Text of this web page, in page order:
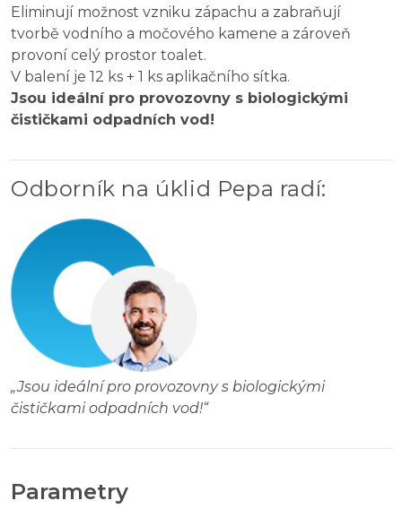
Eliminují možnost vzniku zápachu a zabraňují
tvorbě vodního a močového kamene a zároveň
provoní celý prostor toalet.
V balení je 12 ks + 1 ks aplikačního sítka.
Jsou ideální pro provozovny s biologickými
čističkami odpadních vod!
Odborník na úklid Pepa radí:
„Jsou ideální pro provozovny s biologickými
čističkami odpadních vod!“
Parametry